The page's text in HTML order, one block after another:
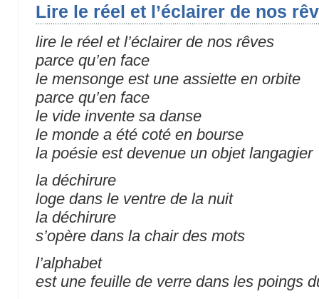
Lire le réel et l’éclairer de nos
lire le réel et l’éclairer de nos rêves
parce qu’en face
le mensonge est une assiette en orbite
parce qu’en face
le vide invente sa danse
le monde a été coté en bourse
la poésie est devenue un objet langagier
la déchirure
loge dans le ventre de la nuit
la déchirure
s’opère dans la chair des mots
l’alphabet
est une feuille de verre dans les poings